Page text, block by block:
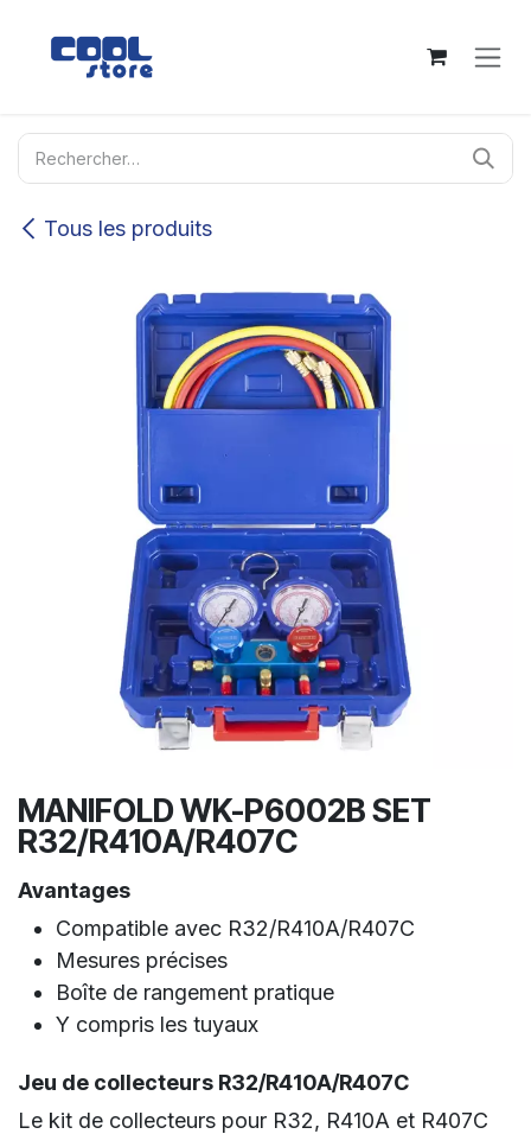
Tous les produits
MANIFOLD WK-P6002B SET
R32/R410A/R407C
Avantages
Compatible avec R32/R410A/R407C
Mesures précises
Boîte de rangement pratique
Y compris les tuyaux
Jeu de collecteurs R32/R410A/R407C
Le kit de collecteurs pour R32, R410A et R407C